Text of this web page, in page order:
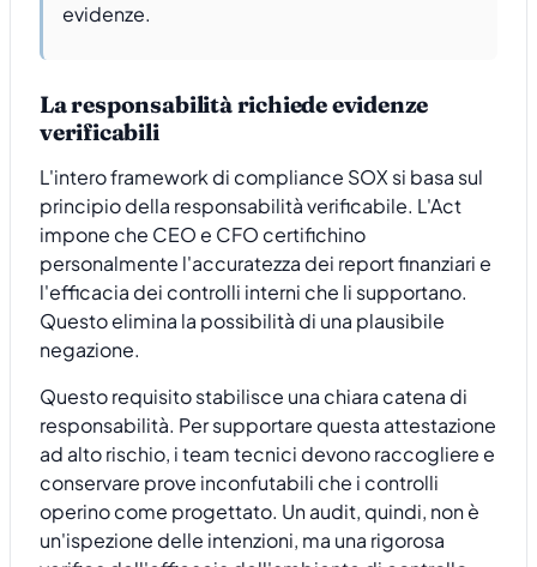
evidenze.
La responsabilità richiede evidenze
verificabili
L'intero framework di compliance SOX si basa sul
principio della responsabilità verificabile. L'Act
impone che CEO e CFO certifichino
personalmente l'accuratezza dei report finanziari e
l'efficacia dei controlli interni che li supportano.
Questo elimina la possibilità di una plausibile
negazione.
Questo requisito stabilisce una chiara catena di
responsabilità. Per supportare questa attestazione
ad alto rischio, i team tecnici devono raccogliere e
conservare prove inconfutabili che i controlli
operino come progettato. Un audit, quindi, non è
un'ispezione delle intenzioni, ma una rigorosa